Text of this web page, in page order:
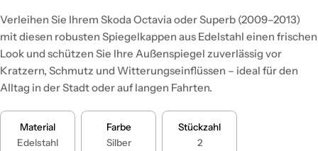
Verleihen Sie Ihrem Skoda Octavia oder Superb (2009–2013)
mit diesen robusten Spiegelkappen aus Edelstahl einen frischen
Look und schützen Sie Ihre Außenspiegel zuverlässig vor
Kratzern, Schmutz und Witterungseinflüssen – ideal für den
Alltag in der Stadt oder auf langen Fahrten.
Material
Edelstahl
Farbe
Silber
Stückzahl
2